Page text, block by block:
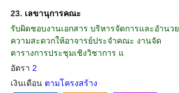
23. เลขานุการคณะ
รับผิดชอบงานเอกสาร บริหารจัดการและอำนวย
ความสะดวกให้อาจารย์ประจำคณะ งานจัด
ตารางการประชุมเชิงวิชาการ แ
อัตรา 2
เงินเดือน ตามโครงสร้าง